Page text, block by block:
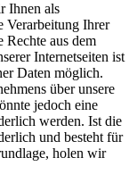
Ihnen als
Verarbeitung Ihrer
Rechte aus dem
Internetseiten ist
Daten möglich.
über unsere
jedoch eine
werden. Ist die
und besteht für
holen wir